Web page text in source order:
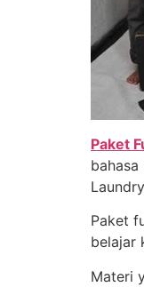
Paket
Paket
belajar
Materi